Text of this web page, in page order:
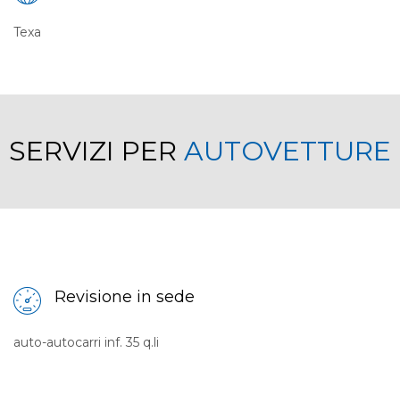
Texa
SERVIZI PER AUTOVETTURE
Revisione in sede
auto-autocarri inf. 35 q.li